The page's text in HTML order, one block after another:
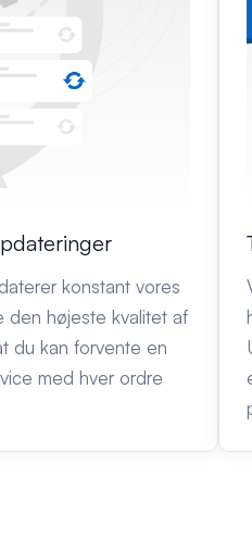
konstant vores
den højeste kvalitet af
du kan forvente en
med hver ordre